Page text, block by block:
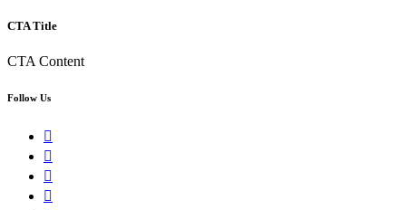
CTA Title
CTA Content
Follow Us